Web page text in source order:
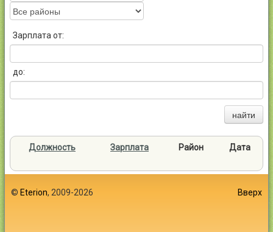
Зарплата от:
до:
найти
Должность Зарплата Район Дата
© Eterion, 2009-2026 Вверх